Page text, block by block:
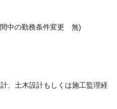
の勤務条件変更 無)
、土木設計もしくは施工監理経